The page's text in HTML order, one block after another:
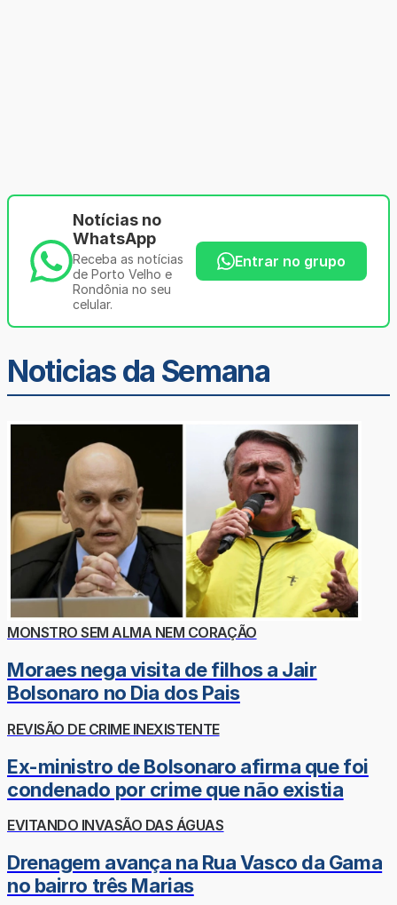
Notícias no
WhatsApp
Receba as notícias
de Porto Velho e
Rondônia no seu
celular.
Entrar no grupo
Noticias da Semana
MONSTRO SEM ALMA NEM CORAÇÃO
Moraes nega visita de filhos a Jair
Bolsonaro no Dia dos Pais
REVISÃO DE CRIME INEXISTENTE
Ex-ministro de Bolsonaro afirma que foi
condenado por crime que não existia
EVITANDO INVASÃO DAS ÁGUAS
Drenagem avança na Rua Vasco da Gama
no bairro três Marias